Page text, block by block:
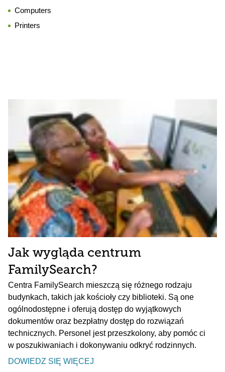
Computers
Printers
Jak wygląda centrum
FamilySearch?
Centra FamilySearch mieszczą się różnego rodzaju
budynkach, takich jak kościoły czy biblioteki. Są one
ogólnodostępne i oferują dostęp do wyjątkowych
dokumentów oraz bezpłatny dostęp do rozwiązań
technicznych. Personel jest przeszkolony, aby pomóc ci
w poszukiwaniach i dokonywaniu odkryć rodzinnych.
DOWIEDZ SIĘ WIĘCEJ